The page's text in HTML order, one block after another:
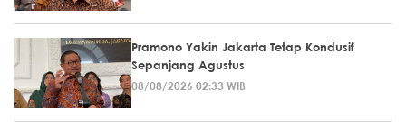
Pramono Yakin Jakarta Tetap Kondusif
Sepanjang Agustus
08/08/2026 02:33 WIB